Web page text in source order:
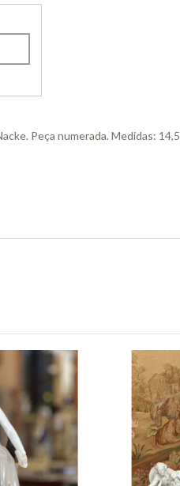
Peça numerada. Medidas: